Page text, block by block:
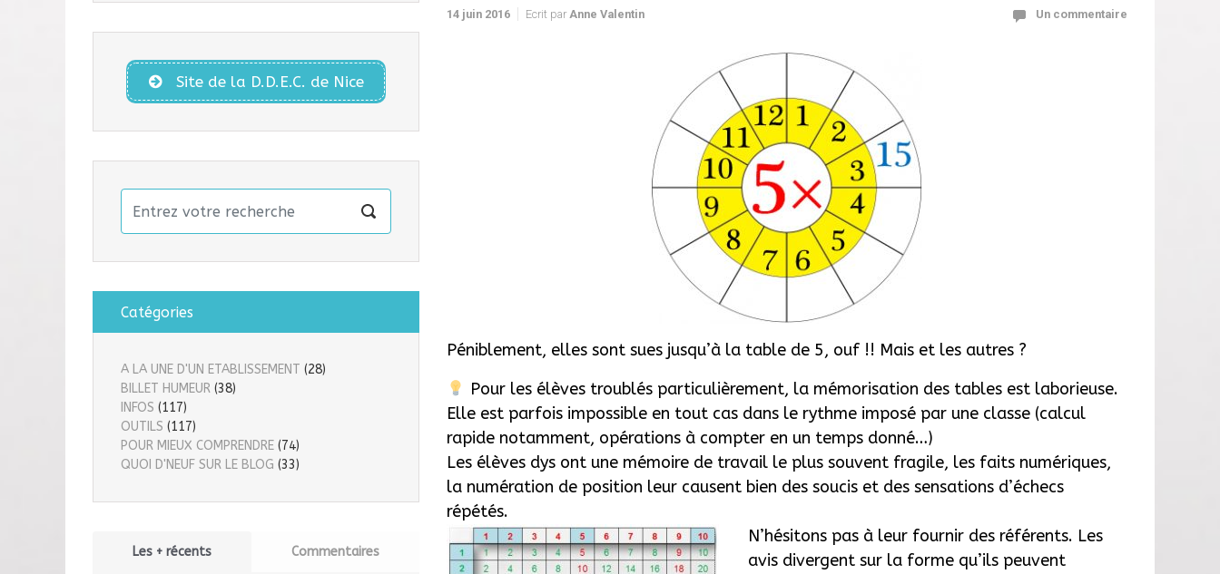
14 juin 2016 Ecrit par Anne Valentin Un commentaire
Péniblement, elles sont sues jusqu’à la table de 5, ouf !! Mais et les autres ?
Pour les élèves troublés particulièrement, la mémorisation des tables est laborieuse.
Elle est parfois impossible en tout cas dans le rythme imposé par une classe (calcul
rapide notamment, opérations à compter en un temps donné…)
Les élèves dys ont une mémoire de travail le plus souvent fragile, les faits numériques,
la numération de position leur causent bien des soucis et des sensations d’échecs
répétés.
N’hésitons pas à leur fournir des référents. Les
avis divergent sur la forme qu’ils peuvent
Site de la D.D.E.C. de Nice
Catégories
A LA UNE D'UN ETABLISSEMENT (28)
BILLET HUMEUR (38)
INFOS (117)
OUTILS (117)
POUR MIEUX COMPRENDRE (74)
QUOI D'NEUF SUR LE BLOG (33)
Les + récents Commentaires